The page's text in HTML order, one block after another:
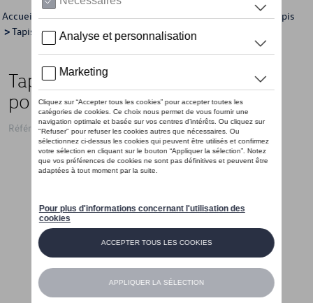
Accueil >Catalogue Volkswagen >Confort et protection >Tapis
>Tapis textile > Détail
Tapis de sol textiles, Optimat, set
pour avant et arrière, Noir
Référence: 1K1061446 WGK